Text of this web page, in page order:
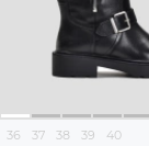
36 37 38 39 40